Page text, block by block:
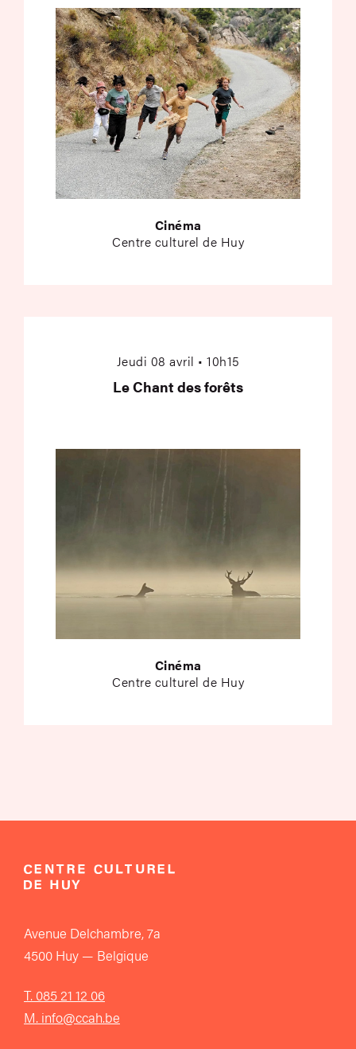
Cinéma
Centre culturel de Huy
Jeudi 08 avril • 10h15
Le Chant des forêts
Cinéma
Centre culturel de Huy
Avenue Delchambre, 7a
4500 Huy — Belgique
T. 085 21 12 06
M. info@ccah.be